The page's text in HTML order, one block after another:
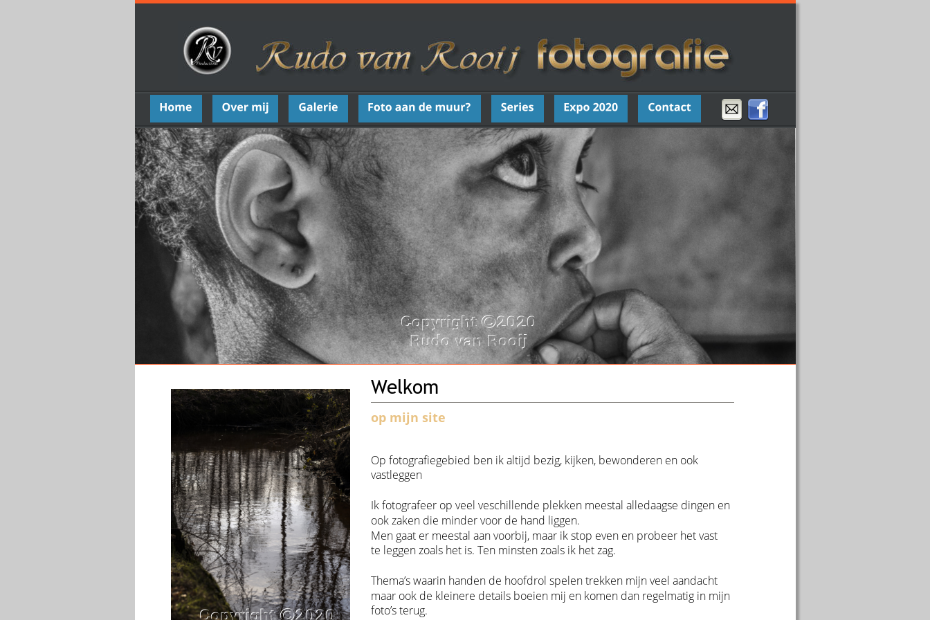
Welkom
op mijn site
Op fotografiegebied ben ik altijd bezig, kijken, bewonderen en ook
vastleggen
Ik fotografeer op veel veschillende plekken meestal alledaagse dingen en
ook zaken die minder voor de hand liggen.
Men gaat er meestal aan voorbij, maar ik stop even en probeer het vast
te leggen zoals het is. Ten minsten zoals ik het zag.
Thema’s waarin handen de hoofdrol spelen trekken mijn veel aandacht
maar ook de kleinere details boeien mij en komen dan regelmatig in mijn
foto’s terug.